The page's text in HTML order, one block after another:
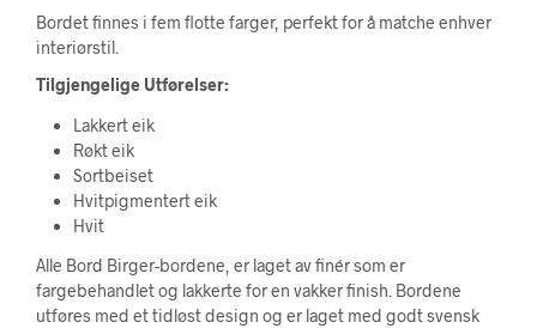
Bordet finnes i fem flotte farger, perfekt for å matche enhver
interiørstil.
Tilgjengelige Utførelser:
Lakkert eik
Røkt eik
Sortbeiset
Hvitpigmentert eik
Hvit
Alle Bord Birger-bordene, er laget av finér som er
fargebehandlet og lakkerte for en vakker finish. Bordene
utføres med et tidløst design og er laget med godt svensk